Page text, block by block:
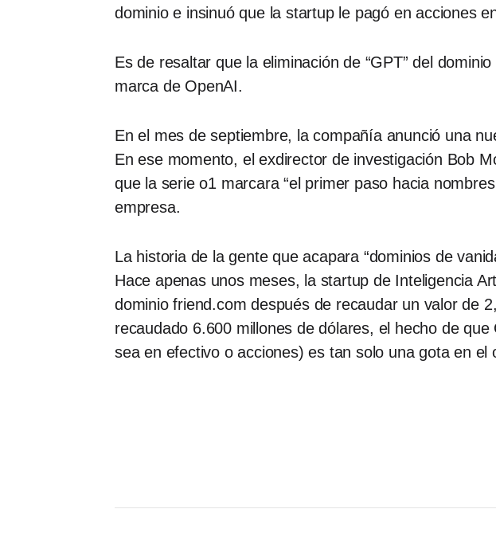
dominio e insinuó que la startup le pagó en acciones
Es de resaltar que la eliminación de “GPT” del
marca de OpenAI.
En el mes de septiembre, la compañía anunció una
En ese momento, el exdirector de investigación Bob
que la serie o1 marcara “el primer paso hacia
empresa.
La historia de la gente que acapara “dominios de
Hace apenas unos meses, la startup de Inteligencia
dominio friend.com después de recaudar un valor de
recaudado 6.600 millones de dólares, el hecho de
sea en efectivo o acciones) es tan solo una gota en el